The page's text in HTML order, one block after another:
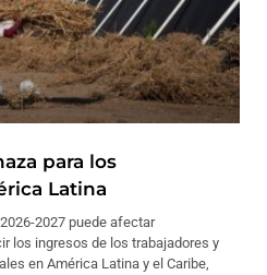
para los
Latina
2027 puede afectar
los ingresos de los trabajadores y
en América Latina y el Caribe,